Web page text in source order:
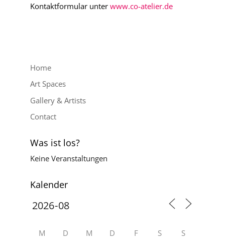
Kontaktformular unter www.co-atelier.de
Home
Art Spaces
Gallery & Artists
Contact
Was ist los?
Keine Veranstaltungen
Kalender
M D M D F S S